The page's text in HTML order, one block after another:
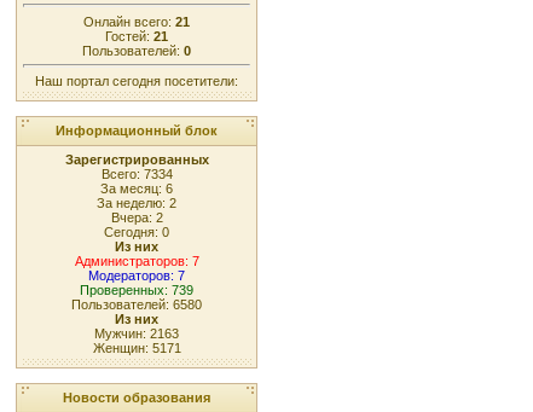
Онлайн всего: 21
Гостей: 21
Пользователей: 0
Наш портал сегодня посетители:
Информационный блок
Зарегистрированных
Всего: 7334
За месяц: 6
За неделю: 2
Вчера: 2
Сегодня: 0
Из них
Администраторов: 7
Модераторов: 7
Проверенных: 739
Пользователей: 6580
Из них
Мужчин: 2163
Женщин: 5171
Новости образования